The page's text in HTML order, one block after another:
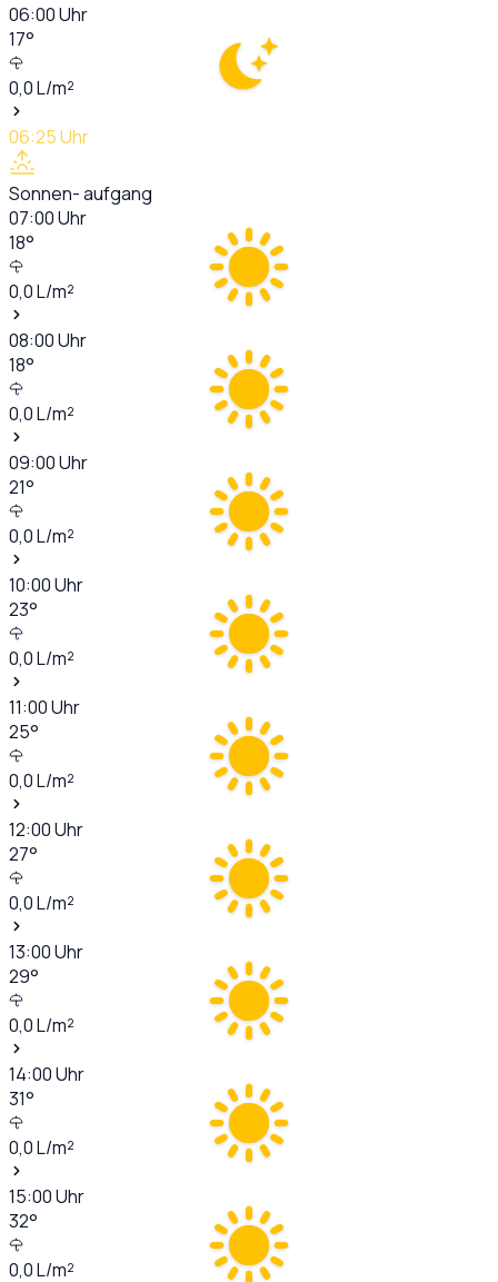
06:00Uhr
17°
0,0L/m²
06:25Uhr
Sonnen- aufgang
07:00Uhr
18°
0,0L/m²
08:00Uhr
18°
0,0L/m²
09:00Uhr
21°
0,0L/m²
10:00Uhr
23°
0,0L/m²
11:00Uhr
25°
0,0L/m²
12:00Uhr
27°
0,0L/m²
13:00Uhr
29°
0,0L/m²
14:00Uhr
31°
0,0L/m²
15:00Uhr
32°
0,0L/m²